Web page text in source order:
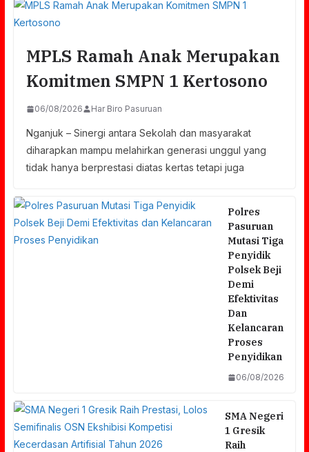
MPLS Ramah Anak Merupakan
Komitmen SMPN 1 Kertosono
06/08/2026 Har Biro Pasuruan
Nganjuk – Sinergi antara Sekolah dan masyarakat
diharapkan mampu melahirkan generasi unggul yang
tidak hanya berprestasi diatas kertas tetapi juga
Polres
Pasuruan
Mutasi Tiga
Penyidik
Polsek Beji
Demi
Efektivitas
Dan
Kelancaran
Proses
Penyidikan
06/08/2026
SMA Negeri
1 Gresik
Raih